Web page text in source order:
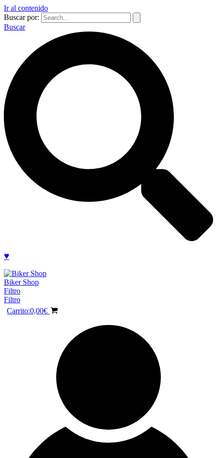
Ir al contenido
Buscar por:
Buscar
♥
Biker Shop
Filtro
Filtro
Carrito:0,00€